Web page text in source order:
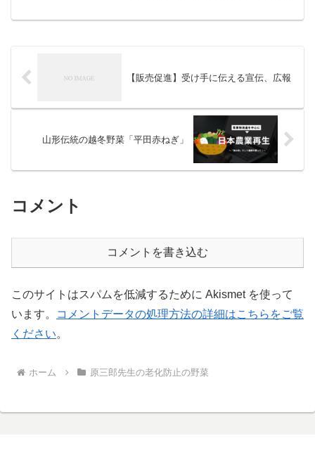
【販売促進】受け手に伝える宣伝、広報
山形伝統の越冬野菜「平田赤ねぎ」
コメント
コメントを書き込む
このサイトはスパムを低減するために Akismet を使って
います。
コメントデータの処理方法の詳細はこちらをご覧
ください。
ホーム 原三郎先生の老化防止の野菜